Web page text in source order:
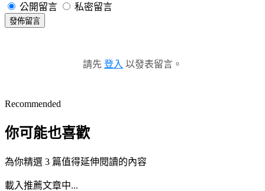
公開留言 私密留言
發佈留言
請先 登入 以發表留言。
Recommended
你可能也喜歡
為你精選 3 篇值得延伸閱讀的內容
載入推薦文章中...